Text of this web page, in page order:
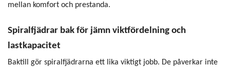
mellan komfort och prestanda.
Spiralfjädrar bak för jämn viktfördelning och
lastkapacitet
Baktill gör spiralfjädrarna ett lika viktigt jobb. De påverkar inte